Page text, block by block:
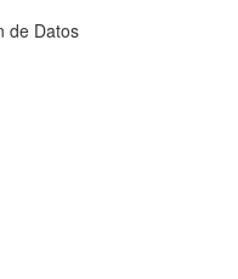
de Datos